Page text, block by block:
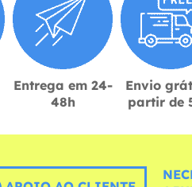
Entrega em 24-
48h
Envio
partir de